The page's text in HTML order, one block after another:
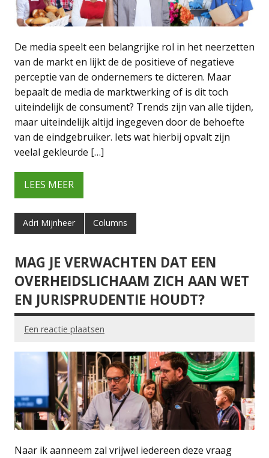
De media speelt een belangrijke rol in het neerzetten
van de markt en lijkt de de positieve of negatieve
perceptie van de ondernemers te dicteren. Maar
bepaalt de media de marktwerking of is dit toch
uiteindelijk de consument? Trends zijn van alle tijden,
maar uiteindelijk altijd ingegeven door de behoefte
van de eindgebruiker. Iets wat hierbij opvalt zijn
veelal gekleurde […]
LEES MEER
Adri Mijnheer Columns
MAG JE VERWACHTEN DAT EEN
OVERHEIDSLICHAAM ZICH AAN WET
EN JURISPRUDENTIE HOUDT?
Een reactie plaatsen
Naar ik aanneem zal vrijwel iedereen deze vraag